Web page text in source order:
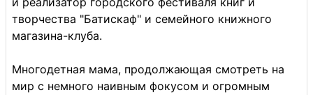
творчества "Батискаф" и семейного книжного
магазина-клуба.
Многодетная мама, продолжающая смотреть на
мир с немного наивным фокусом и огромным